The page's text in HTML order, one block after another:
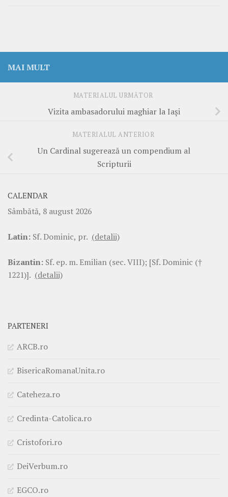
MAI MULT
MATERIALUL URMĂTOR
Vizita ambasadorului maghiar la Iaşi
MATERIALUL ANTERIOR
Un Cardinal sugerează un compendium al
Scripturii
CALENDAR
Sâmbătă, 8 august 2026
Latin: Sf. Dominic, pr. (detalii)
Bizantin: Sf. ep. m. Emilian (sec. VIII); [Sf. Dominic (†
1221)]. (detalii)
PARTENERI
ARCB.ro
BisericaRomanaUnita.ro
Cateheza.ro
Credinta-Catolica.ro
Cristofori.ro
DeiVerbum.ro
EGCO.ro